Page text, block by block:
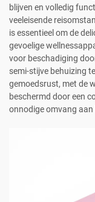
blijven en volledig
veeleisende
is essentieel om de
gevoelige
voor beschadiging
semi-stijve behuizing
gemoedsrust, met de
beschermd door een
onnodige omvang